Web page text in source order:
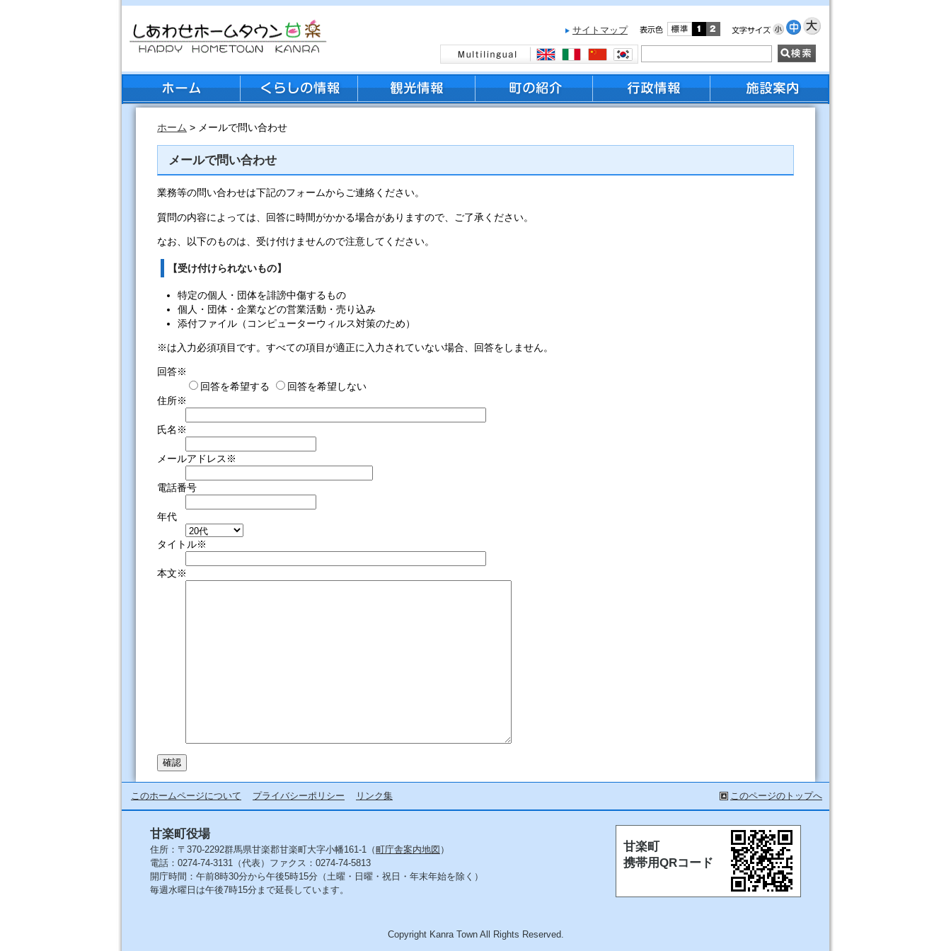
サイトマップ
ホーム > メールで問い合わせ
メールで問い合わせ
業務等の問い合わせは下記のフォームからご連絡ください。
質問の内容によっては、回答に時間がかかる場合がありますので、ご了承ください。
なお、以下のものは、受け付けませんので注意してください。
【受け付けられないもの】
特定の個人・団体を誹謗中傷するもの
個人・団体・企業などの営業活動・売り込み
添付ファイル（コンピューターウィルス対策のため）
※は入力必須項目です。すべての項目が適正に入力されていない場合、回答をしません。
回答※
回答を希望する
回答を希望しない
住所※
氏名※
メールアドレス※
電話番号
年代
タイトル※
本文※
このページのトップへ
このホームページについて プライバシーポリシー リンク集
甘楽町役場
住所：〒370-2292群馬県甘楽郡甘楽町大字小幡161-1（町庁舎案内地図 ）
電話：0274-74-3131（代表）ファクス：0274-74-5813
開庁時間：午前8時30分から午後5時15分（土曜・日曜・祝日・年末年始を除く）
毎週水曜日は午後7時15分まで延長しています。
甘楽町
携帯用QRコード
Copyright Kanra Town All Rights Reserved.